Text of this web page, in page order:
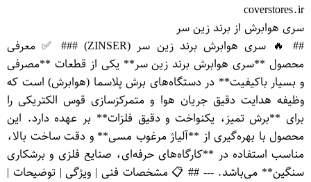
coverstores.ir
سری هوابرش از برند زین سر
## 🔥 سری هوابرش برند زین سر (ZINSER) ### ✅ معرفی
محصول **سری هوابرش برند زین سر** یکی از قطعات **مصرفی
و بسیار باکیفیت** در دستگاه‌های برش پلاسما (هوابرش) است که
وظیفه هدایت دقیق جریان هوا و متمرکزسازی قوس الکتریکی را
برای **برش تمیز، یکنواخت و دقیق فلزات** بر عهده دارد. این
محصول با بهره‌گیری از **آلیاژ مرغوب مسی** و دقت ساخت بالا،
مناسب استفاده در **کارگاه‌های حرفه‌ای، صنایع فلزی و برشکاری
سنگین** می‌باشد. --- ## 📋 مشخصات فنی | ویژگی | توضیحات |